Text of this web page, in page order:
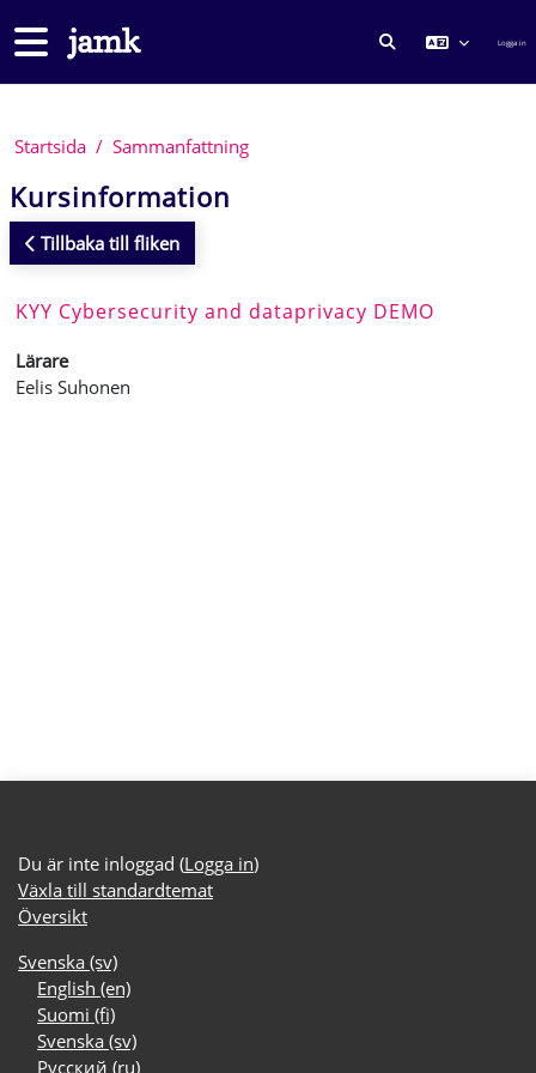
Sidopanel
VÄXLA Logga in
Startsida Sammanfattning
Kursinformation
Tillbaka till fliken
KYY Cybersecurity and dataprivacy DEMO
Lärare
Eelis Suhonen
Du är inte inloggad (Logga in)
Växla till standardtemat
Översikt
Svenska ‎(sv)‎
English ‎(en)‎
Suomi ‎(fi)‎
Svenska ‎(sv)‎
Русский ‎(ru)‎